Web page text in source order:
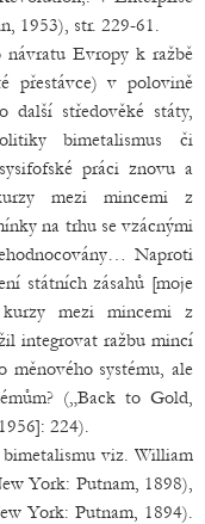
1953), str. 229-61.
návratu Evropy k ražbě
přestávce) v polovině
další středověké státy,
bimetalismus či
práci znovu a
mezi mincemi z
na trhu se vzácnými
Naproti
státních zásahů [moje
mezi mincemi z
integrovat ražbu mincí
systému, ale
(„Back to Gold,
224).
viz. William
York: Putnam, 1898),
York: Putnam, 1894).